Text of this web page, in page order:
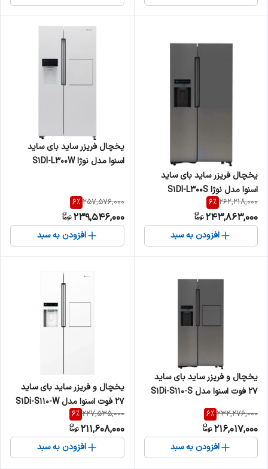
یخچال فریزر ساید بای ساید
اسنوا مدل نوژا S1DI-L300S
262,218,000
6%
243,863,000
افزودن به سبد
یخچال فریزر ساید بای ساید
اسنوا مدل نوژا S1DI-L300W
257,576,000
6%
239,546,000
افزودن به سبد
یخچال و فریزر ساید بای ساید
27 فوت اسنوا مدل S1Di-S110-S
232,276,000
6%
216,017,000
افزودن به سبد
یخچال و فریزر ساید بای ساید
27 فوت اسنوا مدل S1Di-S110-W
227,535,000
6%
211,608,000
افزودن به سبد